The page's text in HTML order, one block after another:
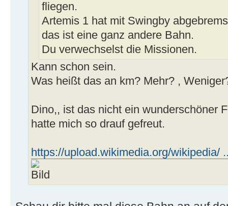
fliegen.
Artemis 1 hat mit Swingby
das ist eine ganz andere Bahn.
Du verwechselst die Missionen.
Kann schon sein.
Was heißt das an km? Mehr? ,
Dino,, ist das nicht ein wunderschöner
hatte mich so drauf gefreut.
https://upload.wikimedia.org/wikipedia/